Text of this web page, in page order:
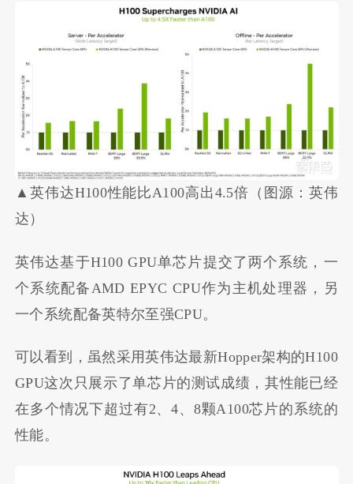
▲英伟达H100性能比A100高出4.5倍（图源：英伟
达）
英伟达基于H100 GPU单芯片提交了两个系统，一
个系统配备AMD EPYC CPU作为主机处理器，另
一个系统配备英特尔至强CPU。
可以看到，虽然采用英伟达最新Hopper架构的H100
GPU这次只展示了单芯片的测试成绩，其性能已经
在多个情况下超过有2、4、8颗A100芯片的系统的
性能。